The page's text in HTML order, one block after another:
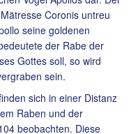
Coronis untreu
seine goldenen
der Rabe der
Gottes soll, so wird
sein.
sich in einer Distanz
Raben und der
beobachten. Diese